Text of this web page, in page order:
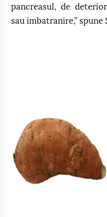
pancreasul, de
sau imbatranire,” spune